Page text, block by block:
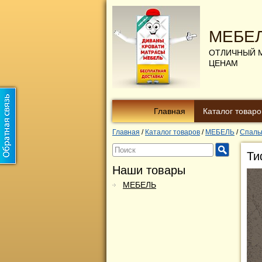
ОТЛИЧНЫЙ
ЦЕНАМ
Главная Каталог
Главная / Каталог товаров / МЕБЕЛЬ /
Наши товары
МЕБЕЛЬ